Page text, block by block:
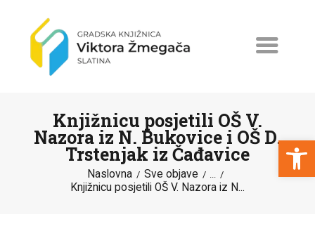
Open toolbar
Knjižnicu posjetili OŠ V.
Nazora iz N. Bukovice i OŠ D.
Trstenjak iz Čađavice
Naslovna Sve objave ...
Knjižnicu posjetili OŠ V. Nazora iz N...
NASLOVNA